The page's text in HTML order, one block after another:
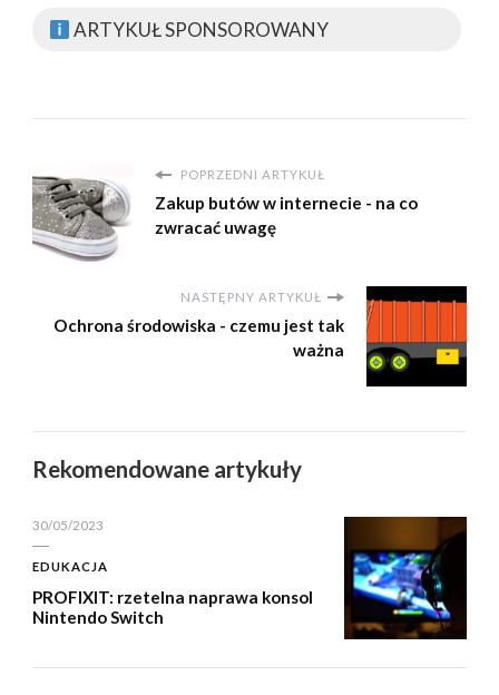
ARTYKUŁ SPONSOROWANY
POPRZEDNI ARTYKUŁ
Zakup butów w internecie - na co
zwracać uwagę
NASTĘPNY ARTYKUŁ
Ochrona środowiska - czemu jest tak
ważna
Rekomendowane artykuły
30/05/2023
EDUKACJA
PROFIXIT: rzetelna naprawa konsol
Nintendo Switch